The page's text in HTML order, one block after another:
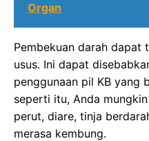
Organ
Pembekuan darah dapat
usus. Ini dapat
penggunaan pil KB yang
seperti itu, Anda
perut, diare, tinja
merasa kembung.